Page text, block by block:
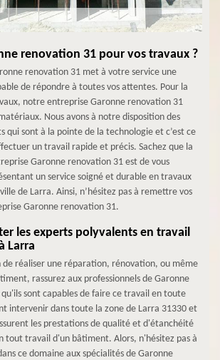
renovation 31 pour vos travaux ?
renovation 31 met à votre service une
de répondre à toutes vos attentes. Pour la
notre entreprise Garonne renovation 31
Nous avons à notre disposition des
qui sont à la pointe de la technologie et c’est ce
un travail rapide et précis. Sachez que la
Garonne renovation 31 est de vous
un service soigné et durable en travaux
de Larra. Ainsi, n’hésitez pas à remettre vos
Garonne renovation 31.
les experts polyvalents en travail
Larra
de réaliser une réparation, rénovation, ou même
rassurez aux professionnels de Garonne
sont capables de faire ce travail en toute
intervenir dans toute la zone de Larra 31330 et
les prestations de qualité et d'étanchéité
tout travail d'un bâtiment. Alors, n'hésitez pas à
ce domaine aux spécialités de Garonne